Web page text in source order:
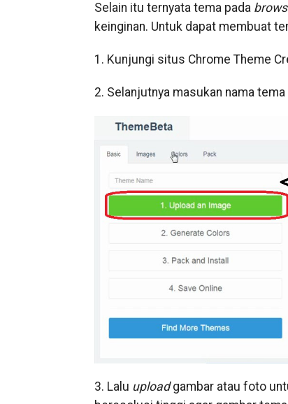
Selain itu ternyata tema pada
keinginan. Untuk dapat membuat
1. Kunjungi situs Chrome Theme
2. Selanjutnya masukan nama
3. Lalu uploadgambar atau foto